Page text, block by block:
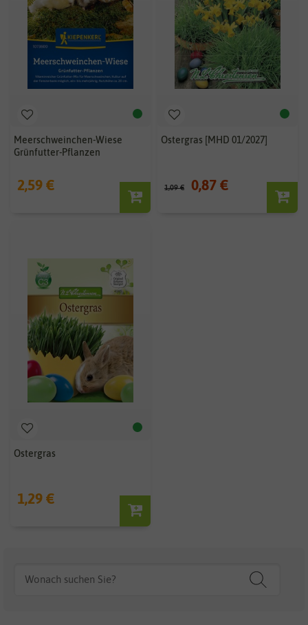
Meerschweinchen-Wiese
Grünfutter-Pflanzen
2,59 €
Ostergras [MHD 01/2027]
1,09 € 0,87 €
Ostergras
1,29 €